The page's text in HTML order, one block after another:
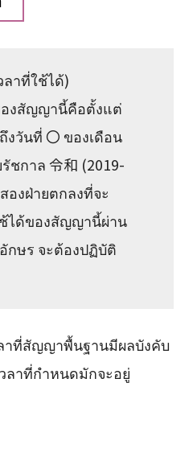
ลาที่ใช้ได้)
องสัญญานี้คือตั้งแต่
วันที่ 〇 ของเดือน
ชกาล 令和 (2019-
องฝ่ายตกลงที่จะ
ช้ได้ของสัญญานี้ผ่าน
กษร จะต้องปฏิบัติ
าที่สัญญาพื้นฐานมีผลบังคับ
ลาที่กำหนดมักจะอยู่